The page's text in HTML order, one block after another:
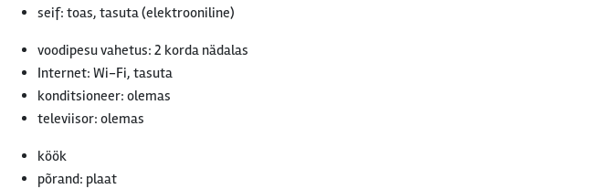
seif: toas, tasuta (elektrooniline)
voodipesu vahetus: 2 korda nädalas
Internet: Wi-Fi, tasuta
konditsioneer: olemas
televiisor: olemas
köök
põrand: plaat